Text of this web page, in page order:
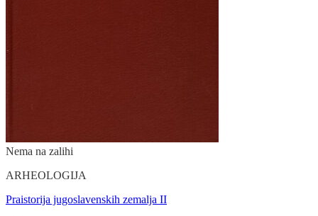
Nema na zalihi
ARHEOLOGIJA
Praistorija jugoslavenskih zemalja II